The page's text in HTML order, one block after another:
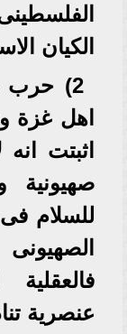
الكيان
2) حرب
اهل غزة
اثبتت
للسلام فى
عنصرية